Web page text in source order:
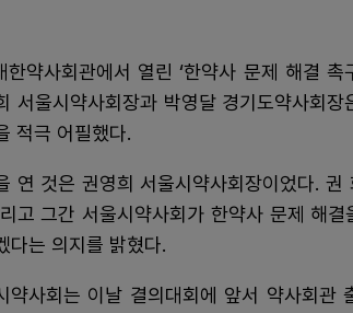
한약사회관에서 열린 ‘한약사 문제 해결
서울시약사회장과 박영달 경기도약사회
적극 어필했다.
연 것은 권영희 서울시약사회장이었다.
고 그간 서울시약사회가 한약사 문제 해
다는 의지를 밝혔다.
약사회는 이날 결의대회에 앞서 약사회관